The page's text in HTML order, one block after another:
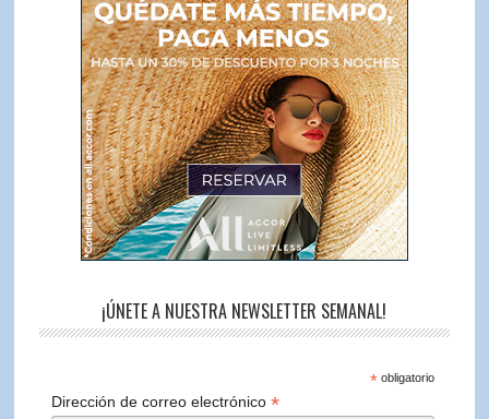
¡ÚNETE A NUESTRA NEWSLETTER SEMANAL!
*obligatorio
Dirección de correo electrónico*